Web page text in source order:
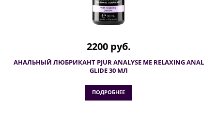
2200 руб.
АНАЛЬНЫЙ ЛЮБРИКАНТ PJUR ANALYSE ME RELAXING ANAL
GLIDE 30 МЛ
ПОДРОБНЕЕ